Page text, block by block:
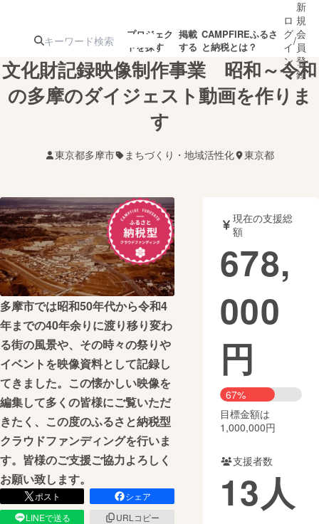
プロジェク
トを探す
注目の新着プロ
テクノロジー・ガジェット
映像・映画 書籍・雑誌
ビジネス・起業 チャレンジ
まちづくり・地域活性化
CAMPFIRE for Social Good
CAMPFIRE Creation
CAMPFIREふるさと納税machi-ya コミュニティ
掲載
する
CAMPFIREふるさ
と納税とは？
ロ
グ
イ
ン
/
新
規
会
員
登
録
文化財記録映像制作事業 昭和～令和
の多摩のダイジェスト動画を作りま
す
東京都多摩市 まちづくり・地域活性化 東京都
多摩市では昭和50年代から令和4
年までの40年余りに渡り移り変わ
る街の風景や、その時々の祭りや
イベントを映像資料として記録し
てきました。この懐かしい映像を
編集して多くの皆様にご覧いただ
きたく、この度のふるさと納税型
クラウドファンディングを行いま
す。皆様のご支援ご協力よろしく
お願い致します。
ポスト
シェア
LINEで送る
URLコピー
現在の支援総
額
678,
000
円
67%
目標金額は
1,000,000円
支援者数
13人